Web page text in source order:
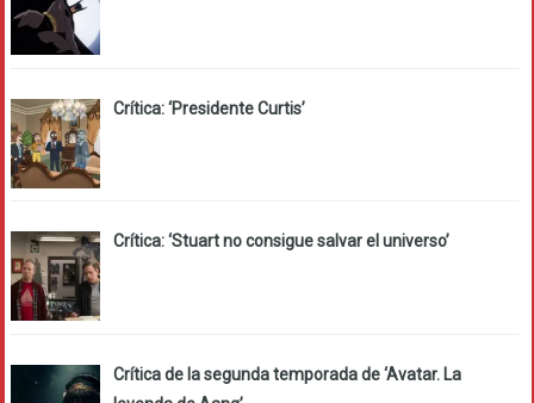
Crítica: ‘Presidente Curtis’
Crítica: ‘Stuart no consigue salvar el universo’
Crítica de la segunda temporada de ‘Avatar. La